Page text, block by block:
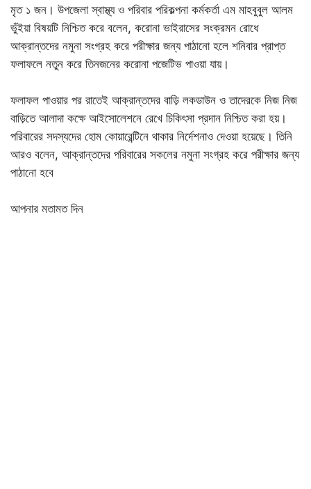
মৃত ১ জন। উপজেলা স্বাস্থ্য ও পরিবার পরিকল্পনা কর্মকর্তা এম মাহবুবুল আলম
ভুঁইয়া বিষয়টি নিশ্চিত করে বলেন, করোনা ভাইরাসের সংক্রমন রোধে
আক্রান্তদের নমুনা সংগ্রহ করে পরীক্ষার জন্য পাঠানো হলে শনিবার প্রাপ্ত
ফলাফলে নতুন করে তিনজনের করোনা পজেটিভ পাওয়া যায়।
ফলাফল পাওয়ার পর রাতেই আক্রান্তদের বাড়ি লকডাউন ও তাদেরকে নিজ নিজ
বাড়িতে আলাদা কক্ষে আইসোলেশনে রেখে চিকিৎসা প্রদান নিশ্চিত করা হয়।
পরিবারের সদস্যদের হোম কোয়ারেন্টিনে থাকার নির্দেশনাও দেওয়া হয়েছে। তিনি
আরও বলেন, আক্রান্তদের পরিবারের সকলের নমুনা সংগ্রহ করে পরীক্ষার জন্য
পাঠানো হবে
আপনার মতামত দিন